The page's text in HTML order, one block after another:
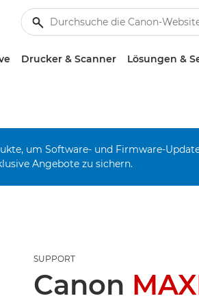
Drucker & Scanner Lösungen &
um Software- und Firmware-
Angebote zu sichern.
SUPPORT
Canon